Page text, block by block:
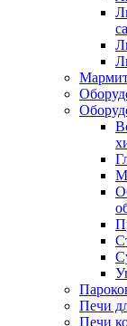
Печи
Печи